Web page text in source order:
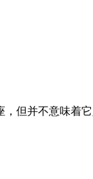
并不意味着